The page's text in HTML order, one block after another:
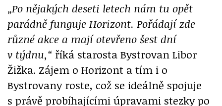
„Po nějakých deseti letech nám tu opět
parádně funguje Horizont. Pořádají zde
různé akce a mají otevřeno šest dní
v týdnu,“ říká starosta Bystrovan Libor
Žižka. Zájem o Horizont a tím i o
Bystrovany roste, což se ideálně spojuje
s právě probíhajícími úpravami stezky po